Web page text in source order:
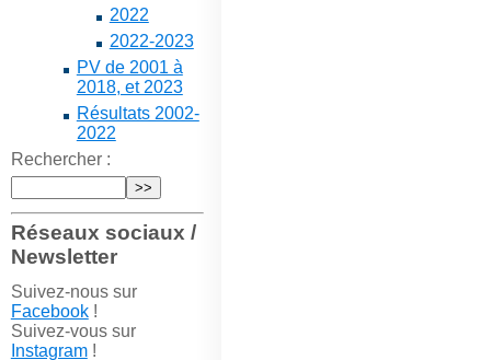
2022
2022-2023
PV de 2001 à
2018, et 2023
Résultats 2002-
2022
Rechercher :
Réseaux sociaux /
Newsletter
Suivez-nous sur
Facebook!
Suivez-vous sur
Instagram!